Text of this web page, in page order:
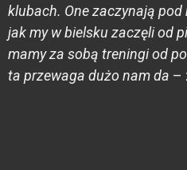
klubach. One zaczynają
jak my w bielsku zaczęli od
mamy za sobą treningi od
ta przewaga dużo nam da –